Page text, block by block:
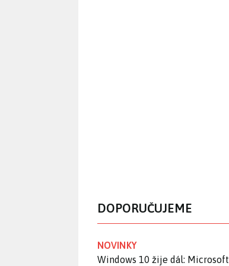
DOPORUČUJEME
NOVINKY
Windows 10 žije dál: Microsoft